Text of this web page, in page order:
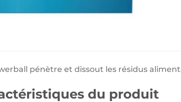
pénètre et dissout les résidus
du produit